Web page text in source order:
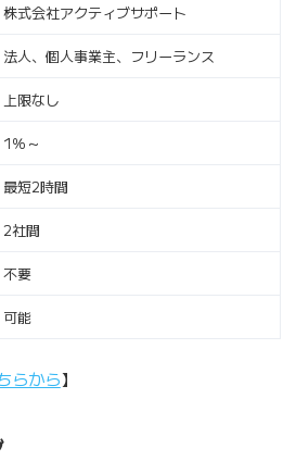
株式会社アクティブサポート
法人、個人事業主、フリーランス
上限なし
1％～
最短2時間
2社間
不要
可能
らから】